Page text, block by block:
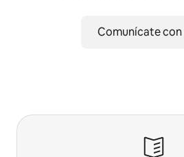
Comunícate con